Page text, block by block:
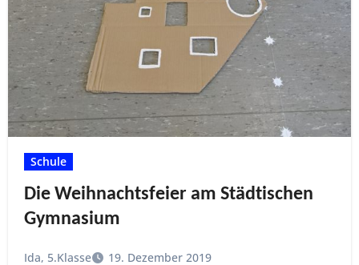
Schule
Die Weihnachtsfeier am Städtischen
Gymnasium
Ida, 5.Klasse 19. Dezember 2019